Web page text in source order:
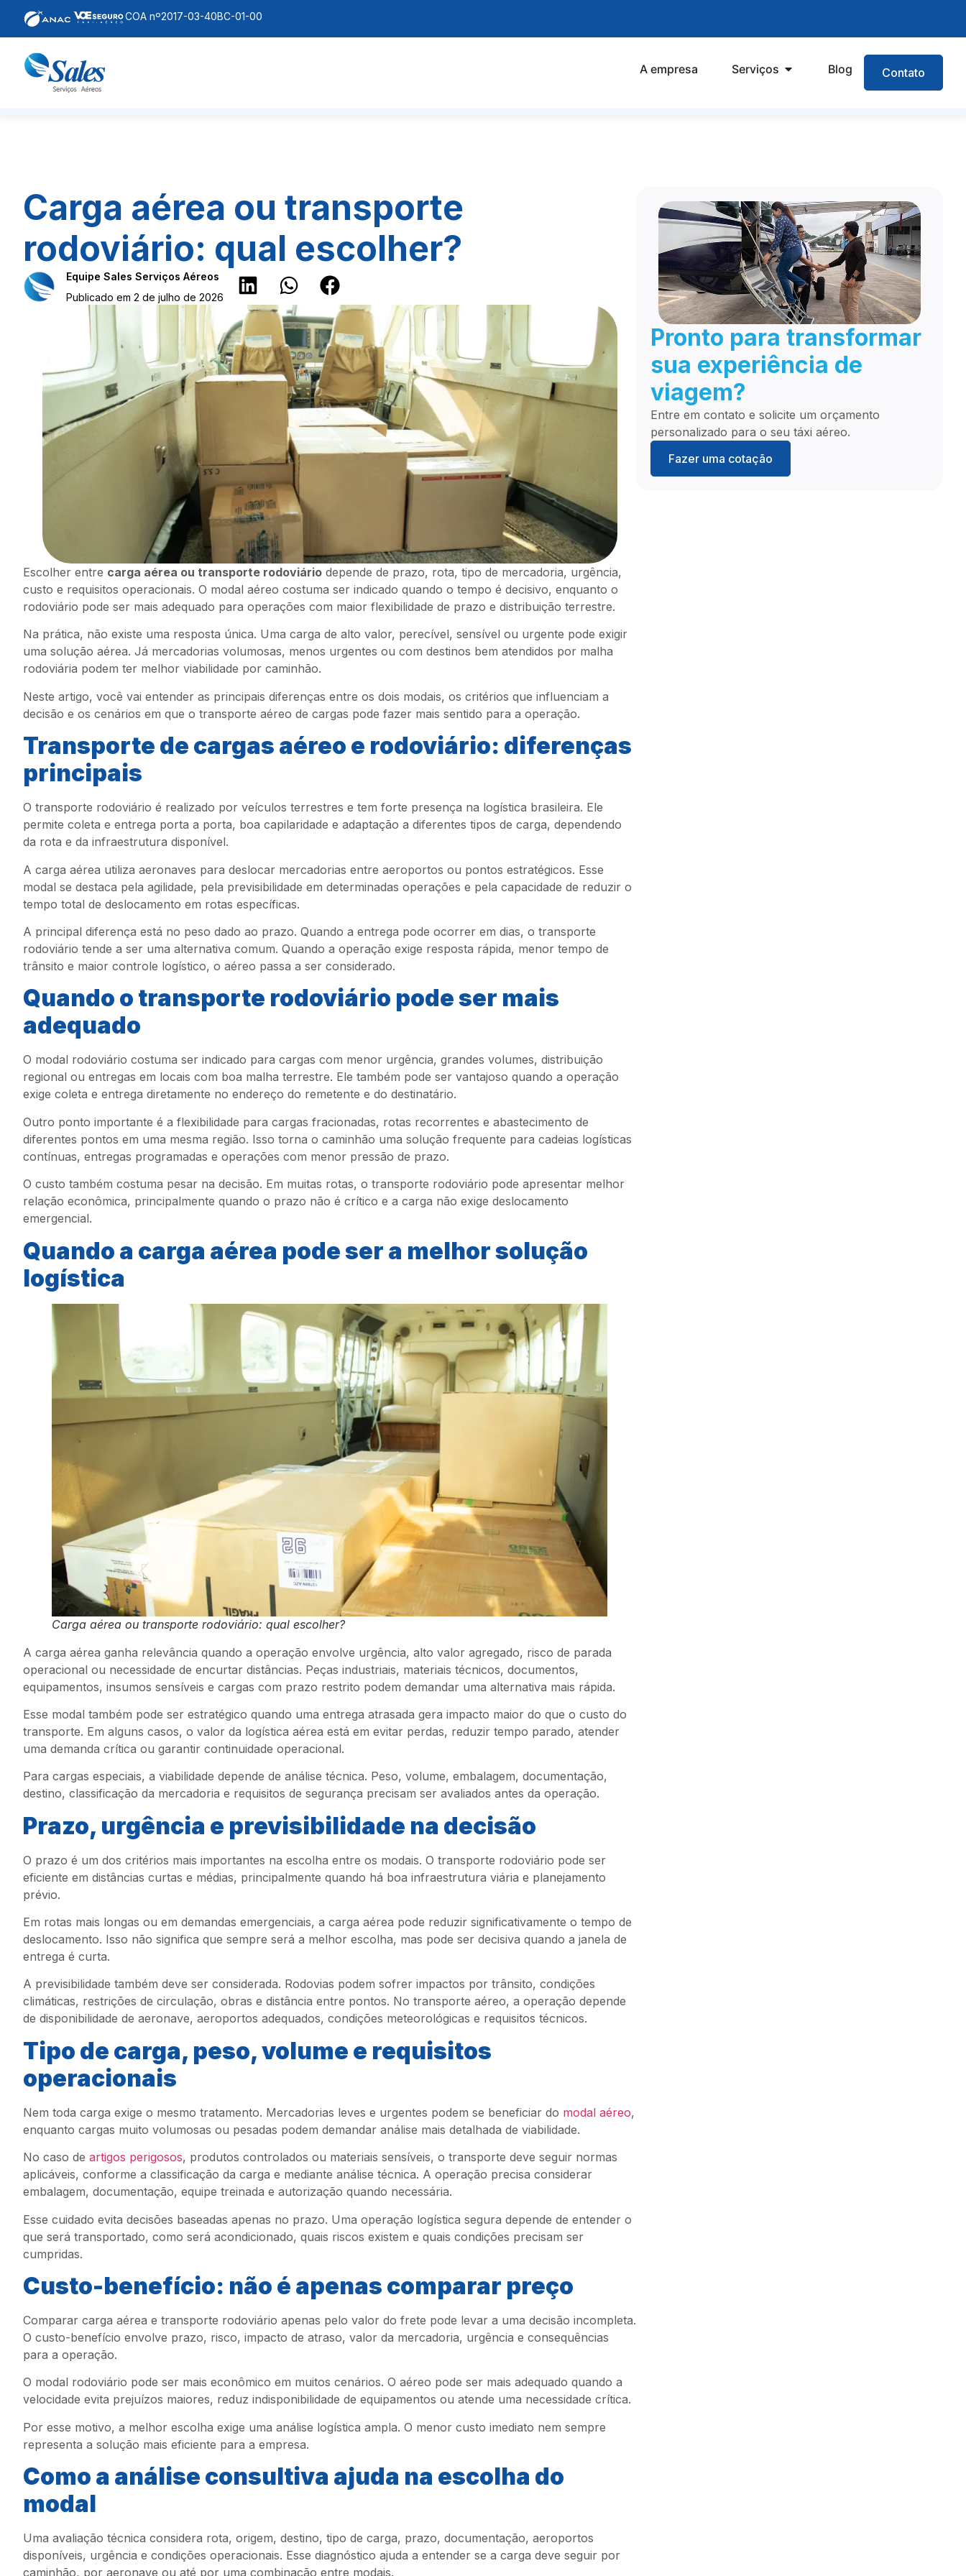
COA nº2017-03-40BC-01-00
A empresa Serviços Blog Contato
Carga aérea ou transporte
rodoviário: qual escolher?
Equipe Sales Serviços Aéreos
Publicado em 2 de julho de 2026
Escolher entre carga aérea ou transporte rodoviário depende de prazo, rota, tipo de mercadoria, urgência,
custo e requisitos operacionais. O modal aéreo costuma ser indicado quando o tempo é decisivo, enquanto o
rodoviário pode ser mais adequado para operações com maior flexibilidade de prazo e distribuição terrestre.
Na prática, não existe uma resposta única. Uma carga de alto valor, perecível, sensível ou urgente pode exigir
uma solução aérea. Já mercadorias volumosas, menos urgentes ou com destinos bem atendidos por malha
rodoviária podem ter melhor viabilidade por caminhão.
Neste artigo, você vai entender as principais diferenças entre os dois modais, os critérios que influenciam a
decisão e os cenários em que o transporte aéreo de cargas pode fazer mais sentido para a operação.
Transporte de cargas aéreo e rodoviário: diferenças
principais
O transporte rodoviário é realizado por veículos terrestres e tem forte presença na logística brasileira. Ele
permite coleta e entrega porta a porta, boa capilaridade e adaptação a diferentes tipos de carga, dependendo
da rota e da infraestrutura disponível.
A carga aérea utiliza aeronaves para deslocar mercadorias entre aeroportos ou pontos estratégicos. Esse
modal se destaca pela agilidade, pela previsibilidade em determinadas operações e pela capacidade de reduzir o
tempo total de deslocamento em rotas específicas.
A principal diferença está no peso dado ao prazo. Quando a entrega pode ocorrer em dias, o transporte
rodoviário tende a ser uma alternativa comum. Quando a operação exige resposta rápida, menor tempo de
trânsito e maior controle logístico, o aéreo passa a ser considerado.
Quando o transporte rodoviário pode ser mais
adequado
O modal rodoviário costuma ser indicado para cargas com menor urgência, grandes volumes, distribuição
regional ou entregas em locais com boa malha terrestre. Ele também pode ser vantajoso quando a operação
exige coleta e entrega diretamente no endereço do remetente e do destinatário.
Outro ponto importante é a flexibilidade para cargas fracionadas, rotas recorrentes e abastecimento de
diferentes pontos em uma mesma região. Isso torna o caminhão uma solução frequente para cadeias logísticas
contínuas, entregas programadas e operações com menor pressão de prazo.
O custo também costuma pesar na decisão. Em muitas rotas, o transporte rodoviário pode apresentar melhor
relação econômica, principalmente quando o prazo não é crítico e a carga não exige deslocamento
emergencial.
Quando a carga aérea pode ser a melhor solução
logística
Carga aérea ou transporte rodoviário: qual escolher?
A carga aérea ganha relevância quando a operação envolve urgência, alto valor agregado, risco de parada
operacional ou necessidade de encurtar distâncias. Peças industriais, materiais técnicos, documentos,
equipamentos, insumos sensíveis e cargas com prazo restrito podem demandar uma alternativa mais rápida.
Esse modal também pode ser estratégico quando uma entrega atrasada gera impacto maior do que o custo do
transporte. Em alguns casos, o valor da logística aérea está em evitar perdas, reduzir tempo parado, atender
uma demanda crítica ou garantir continuidade operacional.
Para cargas especiais, a viabilidade depende de análise técnica. Peso, volume, embalagem, documentação,
destino, classificação da mercadoria e requisitos de segurança precisam ser avaliados antes da operação.
Prazo, urgência e previsibilidade na decisão
O prazo é um dos critérios mais importantes na escolha entre os modais. O transporte rodoviário pode ser
eficiente em distâncias curtas e médias, principalmente quando há boa infraestrutura viária e planejamento
prévio.
Em rotas mais longas ou em demandas emergenciais, a carga aérea pode reduzir significativamente o tempo de
deslocamento. Isso não significa que sempre será a melhor escolha, mas pode ser decisiva quando a janela de
entrega é curta.
A previsibilidade também deve ser considerada. Rodovias podem sofrer impactos por trânsito, condições
climáticas, restrições de circulação, obras e distância entre pontos. No transporte aéreo, a operação depende
de disponibilidade de aeronave, aeroportos adequados, condições meteorológicas e requisitos técnicos.
Tipo de carga, peso, volume e requisitos
operacionais
Nem toda carga exige o mesmo tratamento. Mercadorias leves e urgentes podem se beneficiar do modal aéreo,
enquanto cargas muito volumosas ou pesadas podem demandar análise mais detalhada de viabilidade.
No caso de artigos perigosos, produtos controlados ou materiais sensíveis, o transporte deve seguir normas
aplicáveis, conforme a classificação da carga e mediante análise técnica. A operação precisa considerar
embalagem, documentação, equipe treinada e autorização quando necessária.
Esse cuidado evita decisões baseadas apenas no prazo. Uma operação logística segura depende de entender o
que será transportado, como será acondicionado, quais riscos existem e quais condições precisam ser
cumpridas.
Custo-benefício: não é apenas comparar preço
Comparar carga aérea e transporte rodoviário apenas pelo valor do frete pode levar a uma decisão incompleta.
O custo-benefício envolve prazo, risco, impacto de atraso, valor da mercadoria, urgência e consequências
para a operação.
O modal rodoviário pode ser mais econômico em muitos cenários. O aéreo pode ser mais adequado quando a
velocidade evita prejuízos maiores, reduz indisponibilidade de equipamentos ou atende uma necessidade crítica.
Por esse motivo, a melhor escolha exige uma análise logística ampla. O menor custo imediato nem sempre
representa a solução mais eficiente para a empresa.
Como a análise consultiva ajuda na escolha do
modal
Uma avaliação técnica considera rota, origem, destino, tipo de carga, prazo, documentação, aeroportos
disponíveis, urgência e condições operacionais. Esse diagnóstico ajuda a entender se a carga deve seguir por
caminhão, por aeronave ou até por uma combinação entre modais.
Pronto para transformar
sua experiência de
viagem?
Entre em contato e solicite um orçamento
personalizado para o seu táxi aéreo.
Fazer uma cotação